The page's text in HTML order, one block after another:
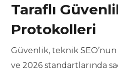
Taraflı
Protokolleri
Güvenlik, teknik SEO’nun
ve 2026 standartlarında